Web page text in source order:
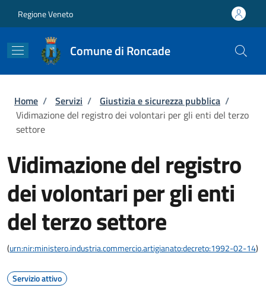
Regione Veneto
Comune di Roncade
Briciole di pane
Home / Servizi / Giustizia e sicurezza pubblica /
Vidimazione del registro dei volontari per gli enti del terzo
settore
Vidimazione del registro
dei volontari per gli enti
del terzo settore
(urn:nir:ministero.industria.commercio.artigianato:decreto:1992-02-14)
Servizio attivo